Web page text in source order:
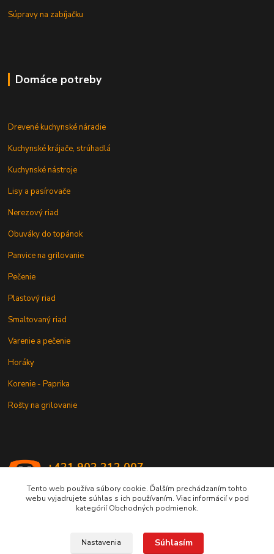
Súpravy na zabíjačku
Domáce potreby
Drevené kuchynské náradie
Kuchynské krájače, strúhadlá
Kuchynské nástroje
Lisy a pasírovače
Nerezový riad
Obuváky do topánok
Panvice na grilovanie
Pečenie
Plastový riad
Smaltovaný riad
Varenie a pečenie
Horáky
Korenie - Paprika
Rošty na grilovanie
+421 902 212 007
Tento web používa súbory cookie. Ďalším prechádzaním tohto
webu vyjadrujete súhlas s ich používaním. Viac informácií v pod
kategórií Obchodných podmienok.
Nastavenia Súhlasím